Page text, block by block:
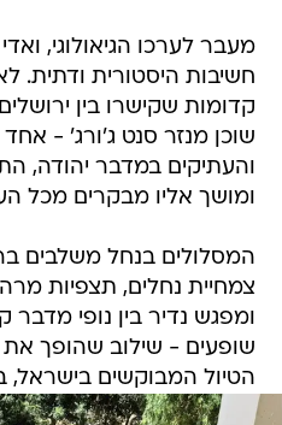
מעבר לערכו הגיאולוגי,
חשיבות היסטורית ודתית.
קדומות שקישרו בין
שוכן מנזר סנט ג'ורג' -
והעתיקים במדבר יהודה,
ומושך אליו מבקרים מכל
המסלולים בנחל משלבים
צמחיית נחלים, תצפיות
ומפגש נדיר בין נופי מדבר
שופעים - שילוב שהופך
הטיול המבוקשים בישראל,